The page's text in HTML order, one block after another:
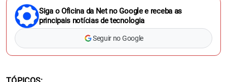
Siga o Oficina da Net no Google e receba as
principais notícias de tecnologia
Seguir no Google